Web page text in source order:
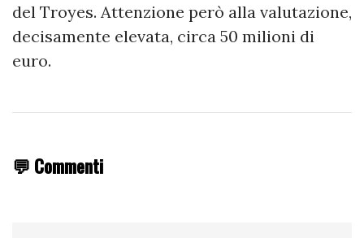
del Troyes. Attenzione però alla valutazione,
decisamente elevata, circa 50 milioni di
euro.
💬 Commenti